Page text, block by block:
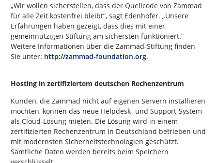
„Wir wollen sicherstellen, dass der Quellcode von Zammad
für alle Zeit kostenfrei bleibt“, sagt Edenhofer. „Unsere
Erfahrungen haben gezeigt, dass dies mit einer
gemeinnützigen Stiftung am sichersten funktioniert.“
Weitere Informationen über die Zammad-Stiftung finden
Sie unter: http://zammad-foundation.org.
Hosting in zertifiziertem deutschen Rechenzentrum
Kunden, die Zammad nicht auf eigenen Servern installieren
möchten, können das neue Helpdesk- und Support-System
als Cloud-Lösung mieten. Die Lösung wird in einem
zertifizierten Rechenzentrum in Deutschland betrieben und
mit modernsten Sicherheitstechnologien geschützt.
Sämtliche Daten werden bereits beim Speichern